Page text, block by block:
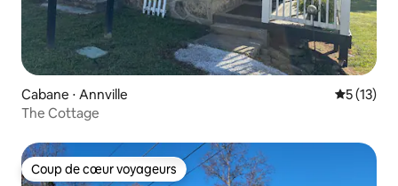
Cabane ⋅ Annville
5 (13)
The Cottage
Coup de cœur voyageurs
Coup de cœur voyageurs